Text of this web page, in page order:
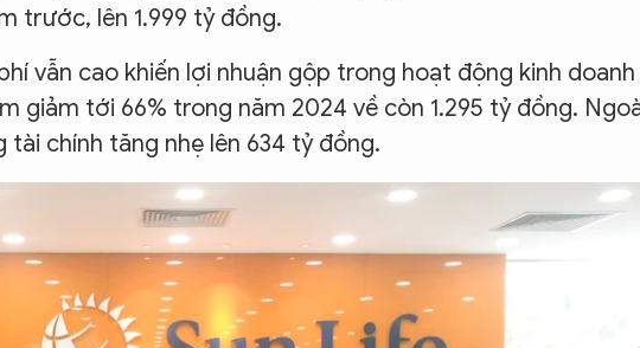
trước, lên 1.999 tỷ đồng.
vẫn cao khiến lợi nhuận gộp trong hoạt động kinh doanh
giảm tới 66% trong năm 2024 về còn 1.295 tỷ đồng.
chính tăng nhẹ lên 634 tỷ đồng.